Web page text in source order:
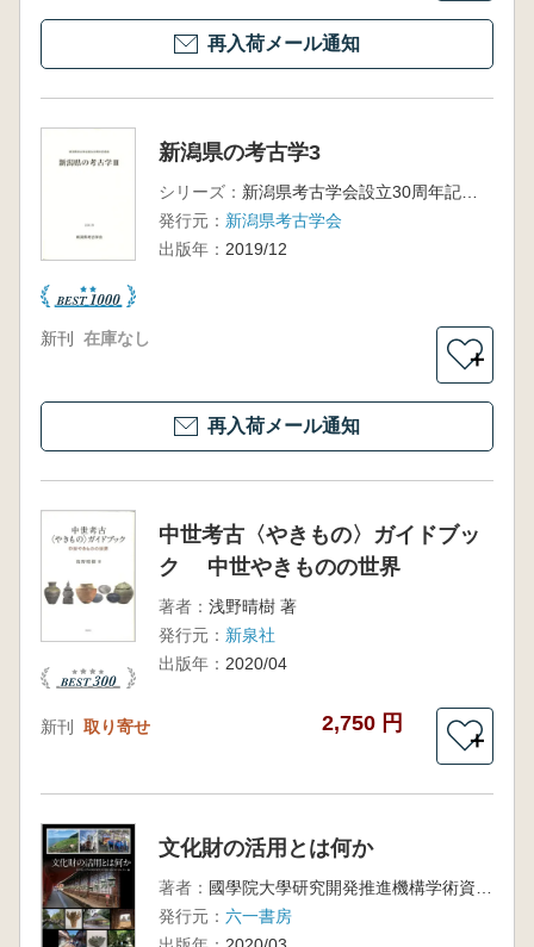
再入荷メール通知
新潟県の考古学3
シリーズ：
新潟県考古学会設立30周年記念誌
発行元： 新潟県考古学会
出版年： 2019/12
新刊 在庫なし
＋
再入荷メール通知
中世考古〈やきもの〉ガイドブッ
ク 中世やきものの世界
著者： 浅野晴樹 著
発行元： 新泉社
出版年： 2020/04
新刊 取り寄せ 2,750 円
＋
文化財の活用とは何か
著者：
発行元： 六一書房